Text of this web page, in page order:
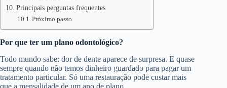
Principais perguntas frequentes
Próximo passo
Por que ter um plano odontológico?
Todo mundo sabe: dor de dente aparece de surpresa. E quase
sempre quando não temos dinheiro guardado para pagar um
tratamento particular. Só uma restauração pode custar mais
que a mensalidade de um ano de plano.